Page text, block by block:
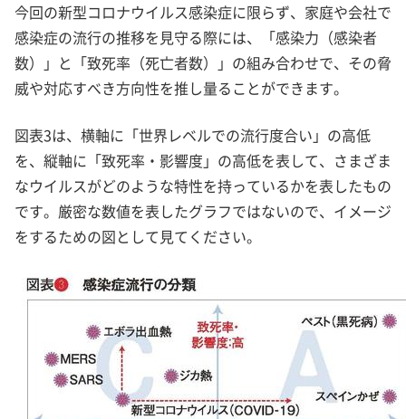
今回の新型コロナウイルス感染症に限らず、家庭や会社で
感染症の流行の推移を見守る際には、「感染力（感染者
数）」と「致死率（死亡者数）」の組み合わせで、その脅
威や対応すべき方向性を推し量ることができます。
図表3は、横軸に「世界レベルでの流行度合い」の高低
を、縦軸に「致死率・影響度」の高低を表して、さまざま
なウイルスがどのような特性を持っているかを表したもの
です。厳密な数値を表したグラフではないので、イメージ
をするための図として見てください。